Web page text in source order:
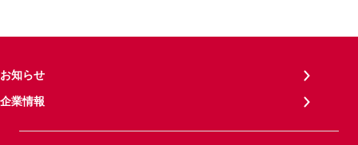
お知らせ
企業情報